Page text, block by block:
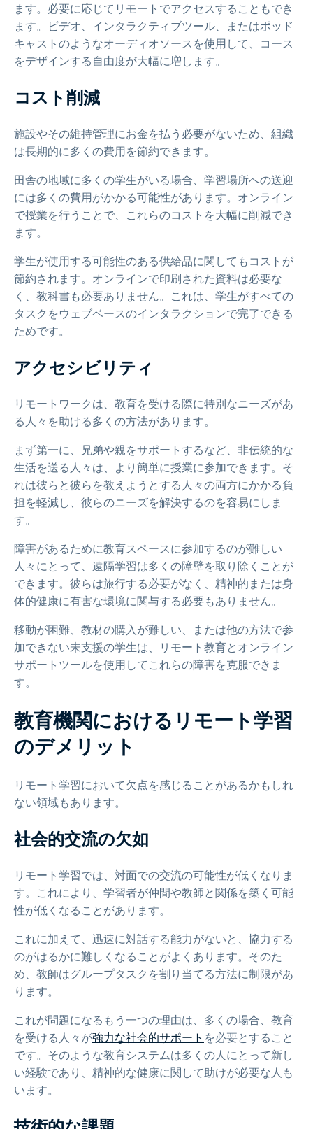
ます。必要に応じてリモートでアクセスすることもでき
ます。ビデオ、インタラクティブツール、またはポッド
キャストのようなオーディオソースを使用して、コース
をデザインする自由度が大幅に増します。
コスト削減
施設やその維持管理にお金を払う必要がないため、組織
は長期的に多くの費用を節約できます。
田舎の地域に多くの学生がいる場合、学習場所への送迎
には多くの費用がかかる可能性があります。オンライン
で授業を行うことで、これらのコストを大幅に削減でき
ます。
学生が使用する可能性のある供給品に関してもコストが
節約されます。オンラインで印刷された資料は必要な
く、教科書も必要ありません。これは、学生がすべての
タスクをウェブベースのインタラクションで完了できる
ためです。
アクセシビリティ
リモートワークは、教育を受ける際に特別なニーズがあ
る人々を助ける多くの方法があります。
まず第一に、兄弟や親をサポートするなど、非伝統的な
生活を送る人々は、より簡単に授業に参加できます。そ
れは彼らと彼らを教えようとする人々の両方にかかる負
担を軽減し、彼らのニーズを解決するのを容易にしま
す。
障害があるために教育スペースに参加するのが難しい
人々にとって、遠隔学習は多くの障壁を取り除くことが
できます。彼らは旅行する必要がなく、精神的または身
体的健康に有害な環境に関与する必要もありません。
移動が困難、教材の購入が難しい、または他の方法で参
加できない未支援の学生は、リモート教育とオンライン
サポートツールを使用してこれらの障害を克服できま
す。
教育機関におけるリモート学習
のデメリット
リモート学習において欠点を感じることがあるかもしれ
ない領域もあります。
社会的交流の欠如
リモート学習では、対面での交流の可能性が低くなりま
す。これにより、学習者が仲間や教師と関係を築く可能
性が低くなることがあります。
これに加えて、迅速に対話する能力がないと、協力する
のがはるかに難しくなることがよくあります。そのた
め、教師はグループタスクを割り当てる方法に制限があ
ります。
これが問題になるもう一つの理由は、多くの場合、教育
を受ける人々が強力な社会的サポート を必要とすること
です。そのような教育システムは多くの人にとって新し
い経験であり、精神的な健康に関して助けが必要な人も
います。